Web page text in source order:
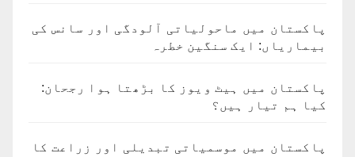
پاکستان میں ماحولیاتی آلودگی اور سانس کی
بیماریاں: ایک سنگین خطرہ
پاکستان میں ہیٹ ویوز کا بڑھتا ہوا رجحان:
کیا ہم تیار ہیں؟
پاکستان میں موسمیاتی تبدیلی اور زراعت کا